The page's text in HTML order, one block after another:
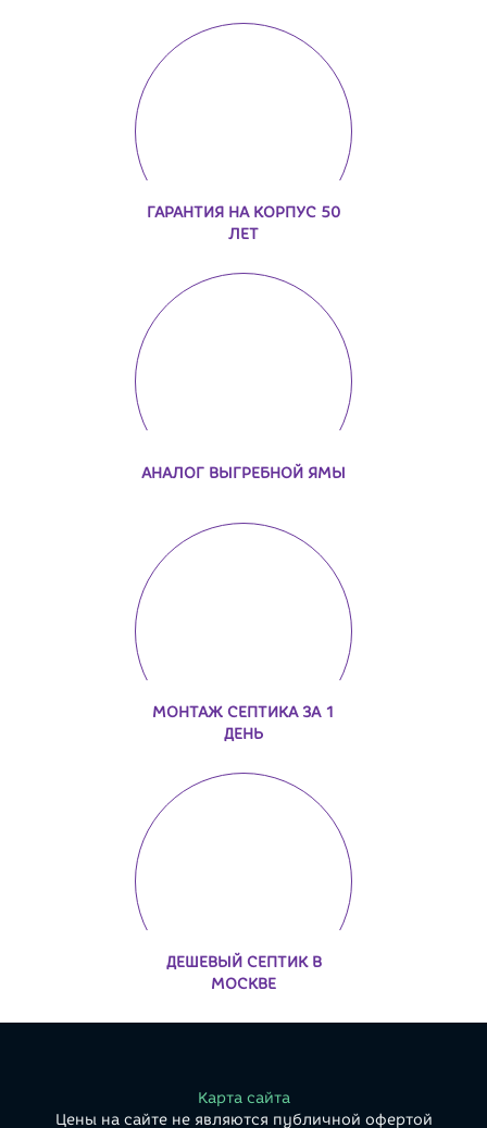
ГАРАНТИЯ НА КОРПУС 50
ЛЕТ
АНАЛОГ ВЫГРЕБНОЙ ЯМЫ
МОНТАЖ СЕПТИКА ЗА 1
ДЕНЬ
ДЕШЕВЫЙ СЕПТИК В
МОСКВЕ
Карта сайта
Цены на сайте не являются публичной офертой